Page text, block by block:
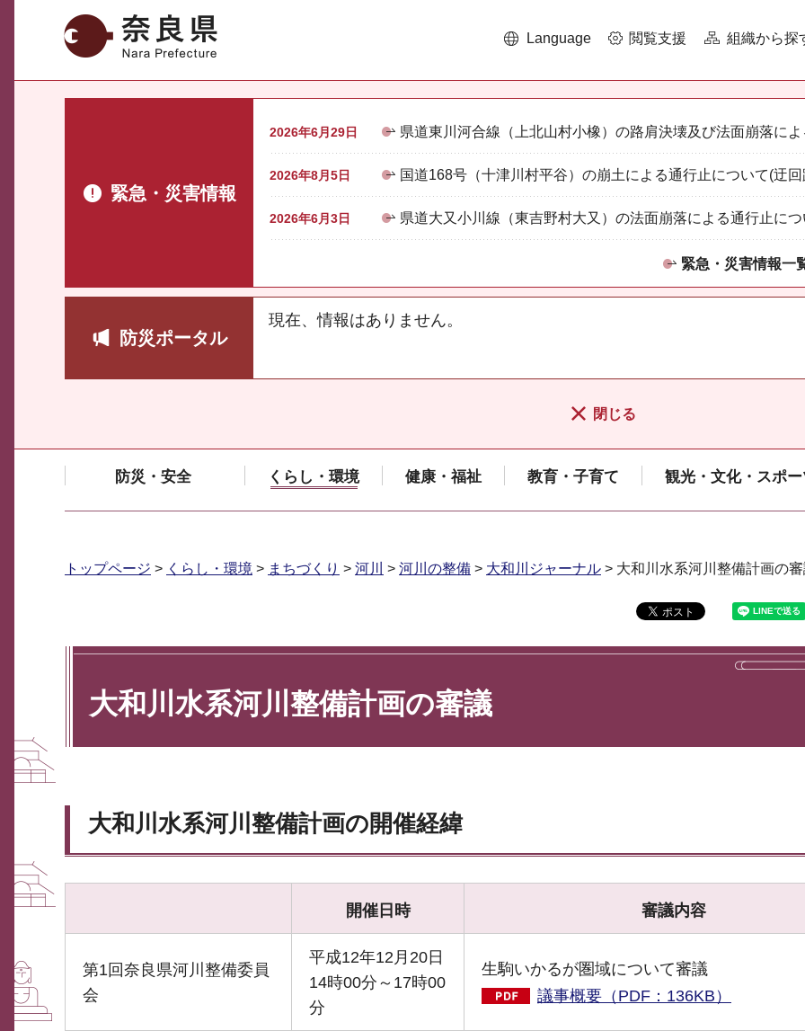
奈良県 Language 閲覧支援 組織から探
緊急・災害情報
2026年6月29日 県道東川河合線（上北山村小橡）の路肩決壊及び法面崩落に
2026年8月5日 国道168号（十津川村平谷）の崩土による通行止について(迂
2026年6月3日 県道大又小川線（東吉野村大又）の法面崩落による通行止に
緊急・災害情報一
防災ポータル
現在、情報はありません。
閉じる
防災・安全 くらし・環境 健康・福祉 教育・子育て 観光・文化・スポー
トップページ > くらし・環境 > まちづくり > 河川 > 河川の整備 > 大和川ジャーナル > 大和川水系河川整備計画の
大和川水系河川整備計画の審議
大和川水系河川整備計画の開催経緯
開催日時 審議内容
第1回奈良県河川整備委員
会
平成12年12月20日
14時00分～17時00
分
生駒いかるが圏域について審議
議事概要（PDF：136KB）